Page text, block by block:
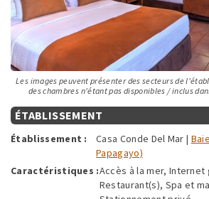
Les images peuvent présenter des secteurs de
des chambres n'étant pas disponibles / inclus
ÉTABLISSEMENT
Établissement : Casa Conde Del Mar |
Papagayo)
Caractéristiques :Accès à la mer,
Restaurant(s), Spa et